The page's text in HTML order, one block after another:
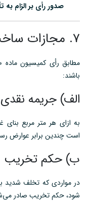
صدور رأی بر الزام به
۷. مجازات ساخت بدون مجوز
باشند:
الف) جریمه نقدی
به ازای هر متر مربع
است چندین برابر عوارض
ب) حکم تخریب
در مواردی که تخلف شدید
شود، حکم تخریب صادر